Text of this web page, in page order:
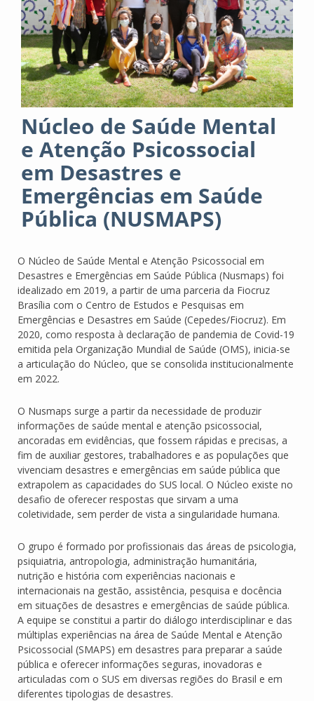
Núcleo de Saúde Mental
e Atenção Psicossocial
em Desastres e
Emergências em Saúde
Pública (NUSMAPS)
O Núcleo de Saúde Mental e Atenção Psicossocial em
Desastres e Emergências em Saúde Pública (Nusmaps) foi
idealizado em 2019, a partir de uma parceria da Fiocruz
Brasília com o Centro de Estudos e Pesquisas em
Emergências e Desastres em Saúde (Cepedes/Fiocruz). Em
2020, como resposta à declaração de pandemia de Covid-19
emitida pela Organização Mundial de Saúde (OMS), inicia-se
a articulação do Núcleo, que se consolida institucionalmente
em 2022.
O Nusmaps surge a partir da necessidade de produzir
informações de saúde mental e atenção psicossocial,
ancoradas em evidências, que fossem rápidas e precisas, a
fim de auxiliar gestores, trabalhadores e as populações que
vivenciam desastres e emergências em saúde pública que
extrapolem as capacidades do SUS local. O Núcleo existe no
desafio de oferecer respostas que sirvam a uma
coletividade, sem perder de vista a singularidade humana.
O grupo é formado por profissionais das áreas de psicologia,
psiquiatria, antropologia, administração humanitária,
nutrição e história com experiências nacionais e
internacionais na gestão, assistência, pesquisa e docência
em situações de desastres e emergências de saúde pública.
A equipe se constitui a partir do diálogo interdisciplinar e das
múltiplas experiências na área de Saúde Mental e Atenção
Psicossocial (SMAPS) em desastres para preparar a saúde
pública e oferecer informações seguras, inovadoras e
articuladas com o SUS em diversas regiões do Brasil e em
diferentes tipologias de desastres.